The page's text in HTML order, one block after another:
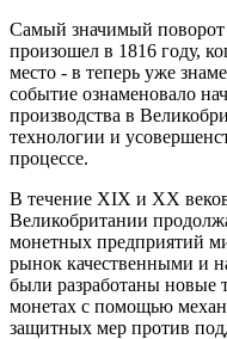
Самый значимый
произошел в 1816 году,
место - в теперь уже
событие ознаменовало
производства в
технологии и
процессе.
В течение XIX и XX
Великобритании
монетных предприятий
рынок качественными и
были разработаны новые
монетах с помощью
защитных мер против